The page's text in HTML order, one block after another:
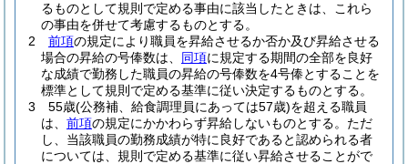
るものとして規則で定める事由に該当したときは、これら
の事由を併せて考慮するものとする。
2
前項の規定により職員を昇給させるか否か及び昇給させる
場合の昇給の号俸数は、 同項に規定する期間の全部を良好
な成績で勤務した職員の昇給の号俸数を4号俸とすることを
標準として規則で定める基準に従い決定するものとする。
3
55歳(公務補、給食調理員にあっては57歳)を超える職員
は、 前項の規定にかかわらず昇給しないものとする。 ただ
し、当該職員の勤務成績が特に良好であると認められる者
については、規則で定める基準に従い昇給させることがで